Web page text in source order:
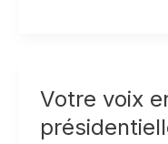
Artisans,
commerçants,
Votre voix